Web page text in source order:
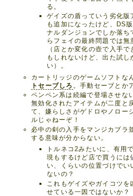
る。
ゲイズの盾っていう劣化版
も追加になったけど、DS
ナルダンジョンでしか落ち
らフェイの最終問題では無
（店とか変化の壺で入手で
もしれないけど、出た試し
い）。
カートリッジのゲームソフトな
トセーブしろ 。手動セーブとか
ペンペン系は続編で登場させな
無効化されたアイテムが二度と
て、嫌らしさがゲドロやノロー
ルじゃねーぞ！
必中の剣の入手をマンジカブラ
する意味が分からない。
トルネコ2みたいに、有用
現もするけど店で買うには
い、くらいの位置づけでい
ないの？
これもゲイズやガイコツを
せている一因ではないか？